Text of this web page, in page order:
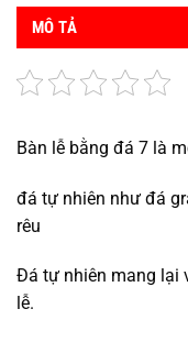
MÔ TẢ
Bàn lễ bằng đá 7 là
đá tự nhiên như đá
rêu
Đá tự nhiên mang lại
lễ.